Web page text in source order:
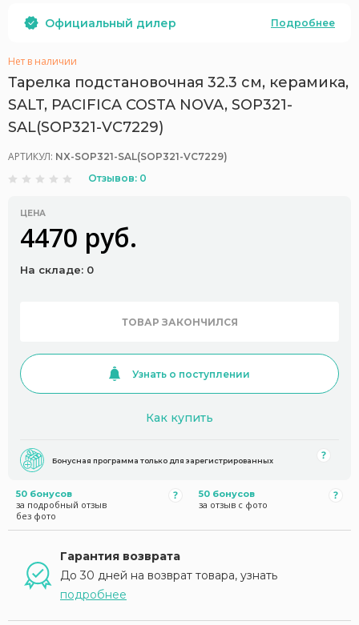
Официальный дилер Подробнее
Нет в наличии
Тарелка подстановочная 32.3 см, керамика,
SALT, PACIFICA COSTA NOVA, SOP321-
SAL(SOP321-VC7229)
АРТИКУЛ: NX-SOP321-SAL(SOP321-VC7229)
Отзывов: 0
ЦЕНА
4470 руб.
На складе: 0
ТОВАР ЗАКОНЧИЛСЯ
Узнать о поступлении
Как купить
Бонусная программа только для зарегистрированных
50 бонусов
за подробный отзыв
без фото
50 бонусов
за отзыв с фото
Гарантия возврата
До 30 дней на возврат товара, узнать
подробнее